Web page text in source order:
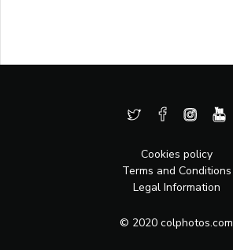
Cookies policy
Terms and Conditions
Legal Information
© 2020 colphotos.com